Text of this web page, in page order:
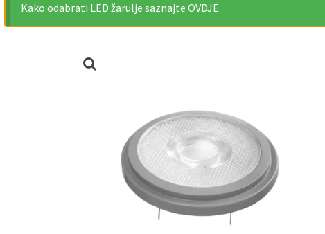
Kako odabrati LED žarulje saznajte OVDJE.